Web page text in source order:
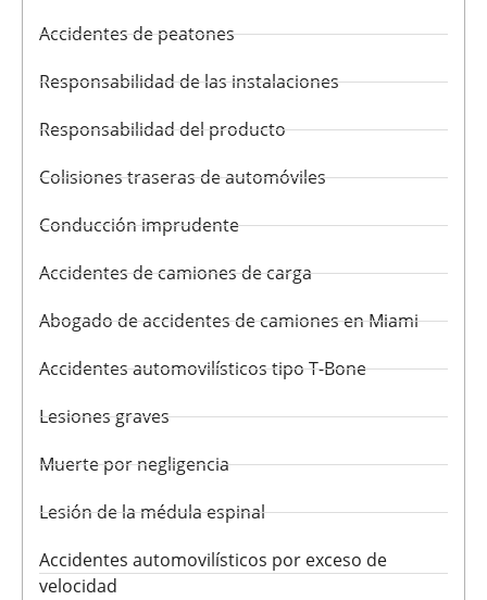
Accidentes de peatones
Responsabilidad de las instalaciones
Responsabilidad del producto
Colisiones traseras de automóviles
Conducción imprudente
Accidentes de camiones de carga
Abogado de accidentes de camiones en Miami
Accidentes automovilísticos tipo T-Bone
Lesiones graves
Muerte por negligencia
Lesión de la médula espinal
Accidentes automovilísticos por exceso de
velocidad